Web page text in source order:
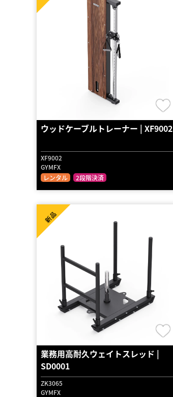
ウッドケーブルトレーナー | XF9002
XF9002
GYMFX
レンタル
2段階決済
業務用高耐久ウェイトスレッド |
SD0001
ZK3065
GYMFX
新品